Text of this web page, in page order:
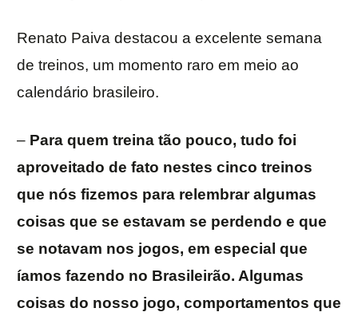
Renato Paiva destacou a excelente semana
de treinos, um momento raro em meio ao
calendário brasileiro.
– Para quem treina tão pouco, tudo foi
aproveitado de fato nestes cinco treinos
que nós fizemos para relembrar algumas
coisas que se estavam se perdendo e que
se notavam nos jogos, em especial que
íamos fazendo no Brasileirão. Algumas
coisas do nosso jogo, comportamentos que